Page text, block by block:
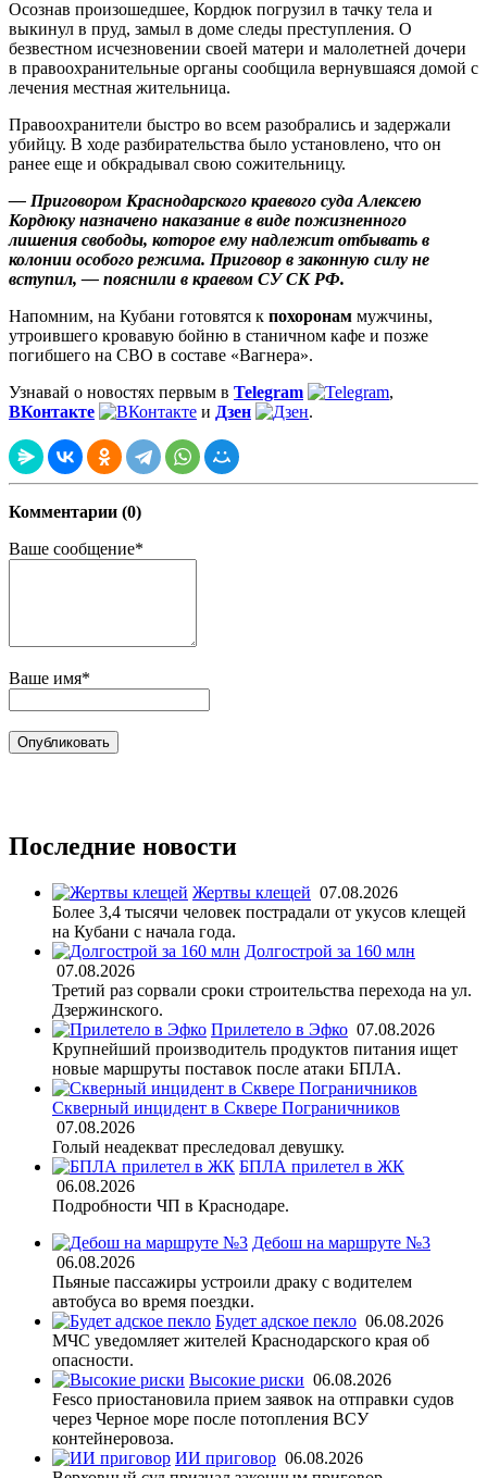
Осознав произошедшее, Кордюк погрузил в тачку тела и
выкинул в пруд, замыл в доме следы преступления. О
безвестном исчезновении своей матери и малолетней дочери
в правоохранительные органы сообщила вернувшаяся домой с
лечения местная жительница.
Правоохранители быстро во всем разобрались и задержали
убийцу. В ходе разбирательства было установлено, что он
ранее еще и обкрадывал свою сожительницу.
— Приговором Краснодарского краевого суда Алексею
Кордюку назначено наказание в виде пожизненного
лишения свободы, которое ему надлежит отбывать в
колонии особого режима. Приговор в законную силу не
вступил, — пояснили в краевом СУ СК РФ.
Напомним, на Кубани готовятся к похоронам мужчины,
утроившего кровавую бойню в станичном кафе и позже
погибшего на СВО в составе «Вагнера».
Узнавай о новостях первым в Telegram
,
ВКонтакте
и Дзен .
Комментарии (0)
Ваше сообщение*
Ваше имя*
Последние новости
Жертвы клещей 07.08.2026
Более 3,4 тысячи человек пострадали от укусов клещей
на Кубани с начала года.
Долгострой за 160 млн
07.08.2026
Третий раз сорвали сроки строительства перехода на ул.
Дзержинского.
Прилетело в Эфко 07.08.2026
Крупнейший производитель продуктов питания ищет
новые маршруты поставок после атаки БПЛА.
Скверный инцидент в Сквере Пограничников
07.08.2026
Голый неадекват преследовал девушку.
БПЛА прилетел в ЖК
06.08.2026
Подробности ЧП в Краснодаре.
Дебош на маршруте №3
06.08.2026
Пьяные пассажиры устроили драку с водителем
автобуса во время поездки.
Будет адское пекло 06.08.2026
МЧС уведомляет жителей Краснодарского края об
опасности.
Высокие риски 06.08.2026
Fesco приостановила прием заявок на отправки судов
через Черное море после потопления ВСУ
контейнеровоза.
ИИ приговор 06.08.2026